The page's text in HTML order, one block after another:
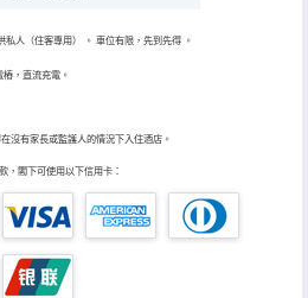
私人（住客專用） 。 車位有限，先到先得 。
，直流充電。
沒有家長或監護人的情況下入住酒店。
，閣下可使用以下信用卡：